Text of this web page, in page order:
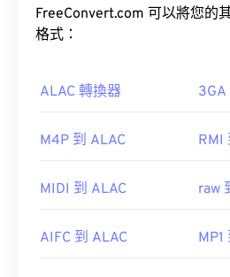
副檔名與MPEG-1 格式最為密
如何開啟 MPEG 檔案
開啟。
啟。在 Mac 系統中，它會在
FreeConvert.com 可以將您的其他
格式：
ALAC 轉換器 3GA
M4P 到 ALAC RMI
MIDI 到 ALAC raw
AIFC 到 ALAC MP1